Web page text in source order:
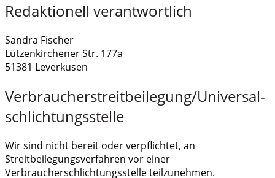
Redaktionell verantwortlich
Sandra Fischer
Lützenkirchener Str. 177a
51381 Leverkusen
Verbraucher­streit­beilegung/Universal­
schlichtungs­stelle
Wir sind nicht bereit oder verpflichtet, an
Streitbeilegungsverfahren vor einer
Verbraucherschlichtungsstelle teilzunehmen.